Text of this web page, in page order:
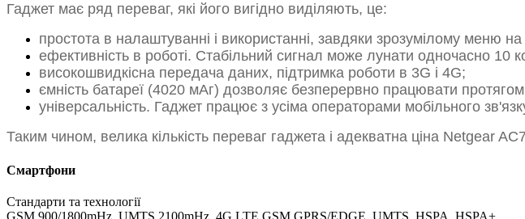
Гаджет має ряд переваг, які його вигідно виділяють, це:
простота в налаштуванні і використанні, завдяки зрозумілому меню на
ефективність в роботі. Стабільний сигнал може лунати одночасно 10
високошвидкісна передача даних, підтримка роботи в 3G і 4G;
ємність батареї (4020 мАг) дозволяє безперервно працювати
універсальність. Гаджет працює з усіма операторами мобільного
Таким чином, велика кількість переваг гаджета і адекватна ціна Netgear
Смартфони
Стандарти та технології
GSM 900/1800mHz, UMTS 2100mHz, 4G LTE GSM GPRS/EDGE, UMTS, HSPA, HSPA+